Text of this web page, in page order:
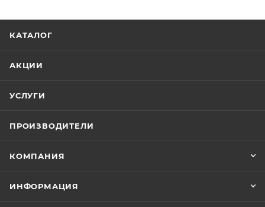
КАТАЛОГ
АКЦИИ
УСЛУГИ
ПРОИЗВОДИТЕЛИ
КОМПАНИЯ
ИНФОРМАЦИЯ